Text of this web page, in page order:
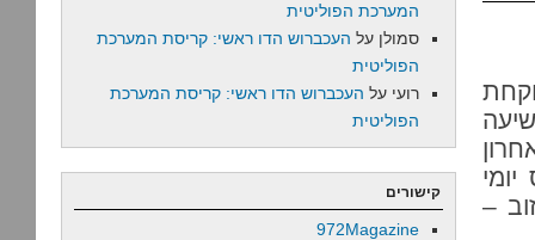
–
המערכת הפוליטית
סמולן על העכברוש הדו ראשי: קריסת המערכת
הפוליטית
רועי על העכברוש הדו ראשי: קריסת המערכת
הפוליטית
קישורים
972Magazine